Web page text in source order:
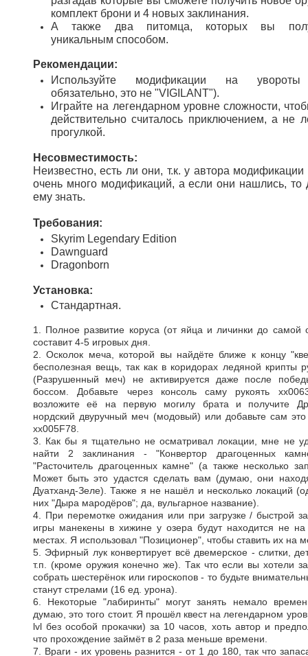
комплект брони и 4 новых заклинания.
А также два питомца, которых вы
уникальным способом.
Рекомендации:
Используйте модификации на
обязательно, это не "VIGILANT").
Играйте на легендарном уровне сложности,
действительно считалось приключением, а не
прогулкой.
Несовместимость:
Неизвестно, есть ли они, т.к. у автора модификации
очень много модификаций, а если они нашлись, то
ему знать.
Требования:
Skyrim Legendary Edition
Dawnguard
Dragonborn
Установка:
Стандартная.
1. Полное развитие коруса (от яйца и личинки до самой
составит 4-5 игровых дня.
2. Осколок меча, которой вы найдёте ближе к концу
бесполезная вещь, так как в коридорах ледяной крипты
(Разрушенный меч) не активируется даже после
боссом. Добавьте через консоль саму рукоять
возложите её на первую могилу брата и получите
нордский двуручный меч (модовый) или добавьте сам
xx005F78.
3. Как бы я тщательно не осматривал локации, мне не
найти 2 заклинания - "Конвертор драгоценных
"Расточитель драгоценных камне" (а также несколько
Может быть это удастся сделать вам (думаю, они
Дуатханд-Зеле). Также я не нашёл и несколько локаций
них "Дыра мародёров"; да, вульгарное название).
4. При перемотке ожидания или при загрузке / быстрой
игры манекены в хижине у озера будут находится не на
местах. Я использовал "Позиционер", чтобы ставить их на
5. Эфирный лук конвертирует всё двемерское - слитки,
т.п. (кроме оружия конечно же). Так что если вы хотели
собрать шестерёнок или гироскопов - то будьте
станут стрелами (16 ед. урона).
6. Некоторые "лабиринты" могут занять немало
думаю, это того стоит. Я прошёл квест на легендарном
lvl без особой прокачки) за 10 часов, хоть автор и
что прохождение займёт в 2 раза меньше времени.
7. Враги - их уровень разнится - от 1 до 180, так что